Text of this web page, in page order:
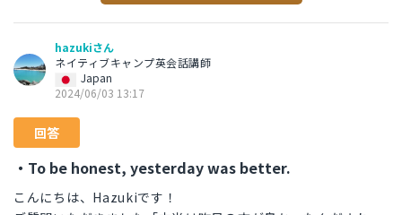
hazukiさん
ネイティブキャンプ英会話講師
Japan
2024/06/03 13:17
回答
・To be honest, yesterday was better.
こんにちは、Hazukiです！